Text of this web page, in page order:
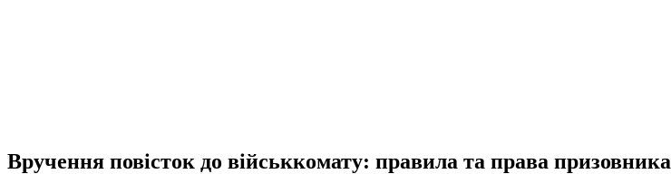
Вручення повісток до військкомату: правила та права призовника